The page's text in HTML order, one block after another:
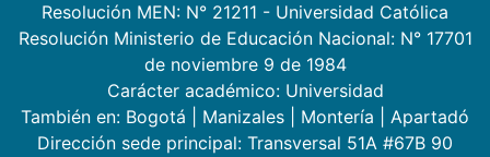
Resolución MEN: N° 21211 - Universidad Católica
Resolución Ministerio de Educación Nacional: N° 17701
de noviembre 9 de 1984
Carácter académico: Universidad
También en: Bogotá Manizales Montería
Apartadó
Dirección sede principal: Transversal 51A #67B 90